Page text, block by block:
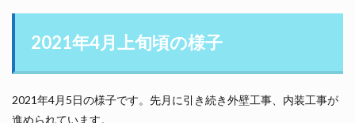
2021年4月上旬頃の様子
2021年4月5日の様子です。先月に引き続き外壁工事、内装工事が
進められています。